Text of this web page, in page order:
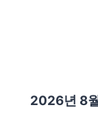
2026년 8